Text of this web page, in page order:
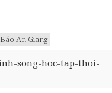
Báo An Giang
song-hoc-tap-thoi-